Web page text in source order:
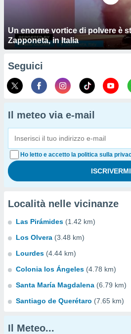
Un enorme vortice di polvere è
Zapponeta, in Italia
Seguici
Il meteo via e-mail
Ho letto e accetto la politica sulla
Località nelle vicinanze
Las Pirámides (1.42 km)
Los Olvera (3.48 km)
Lourdes (4.44 km)
Colonia los Ángeles (4.78 km)
Santa María Magdalena (6.79 km)
Santiago de Querétaro (7.65 km)
Il Meteo...